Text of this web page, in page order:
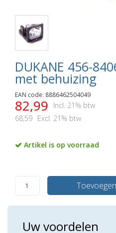
DUKANE 456-
met behuizing
EAN code: 8886462504049
82,99
Incl. 21% btw
68,59 Excl. 21% btw
Artikel is op voorraad
Uw voordelen